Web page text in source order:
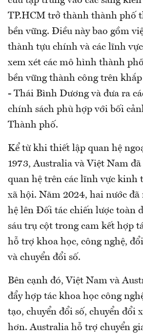
TP.HCM trở thành thành phố
bền vững. Điều này bao gồm
thành tựu chính và các lĩnh
xem xét các mô hình thành
bền vững thành công trên
- Thái Bình Dương và đưa ra
chính sách phù hợp với bối
Thành phố.
Kể từ khi thiết lập quan hệ
1973, Australia và Việt Nam
quan hệ trên các lĩnh vực kinh
xã hội. Năm 2024, hai nước đã
hệ lên Đối tác chiến lược toàn
sáu trụ cột trong cam kết hợp
hỗ trợ khoa học, công nghệ,
và chuyển đổi số.
Bên cạnh đó, Việt Nam và
đẩy hợp tác khoa học công
tạo, chuyển đổi số, chuyển đổi
hơn. Australia hỗ trợ chuyển